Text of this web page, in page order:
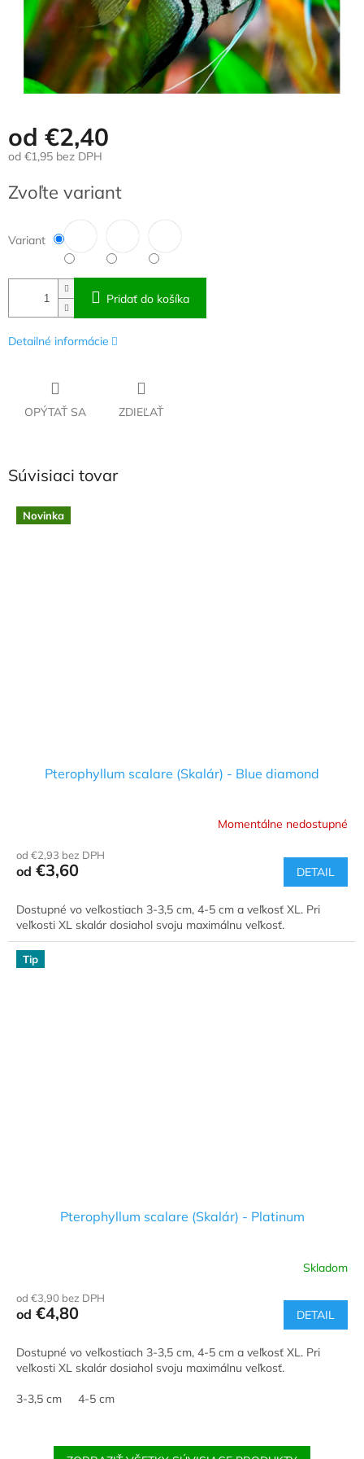
od €2,40
od €1,95 bez DPH
cena:
Zvoľte variant
Variant
Pridať do košíka
Detailné informácie
OPÝTAŤ SA ZDIEĽAŤ
Súvisiaci tovar
Novinka
Pterophyllum scalare (Skalár) - Blue diamond
Momentálne nedostupné
od €2,93 bez DPH
od €3,60 DETAIL
Dostupné vo veľkostiach 3-3,5 cm, 4-5 cm a veľkosť XL. Pri
veľkosti XL skalár dosiahol svoju maximálnu veľkosť.
Tip
Pterophyllum scalare (Skalár) - Platinum
Skladom
od €3,90 bez DPH
od €4,80 DETAIL
Dostupné vo veľkostiach 3-3,5 cm, 4-5 cm a veľkosť XL. Pri
veľkosti XL skalár dosiahol svoju maximálnu veľkosť.
3-3,5 cm 4-5 cm